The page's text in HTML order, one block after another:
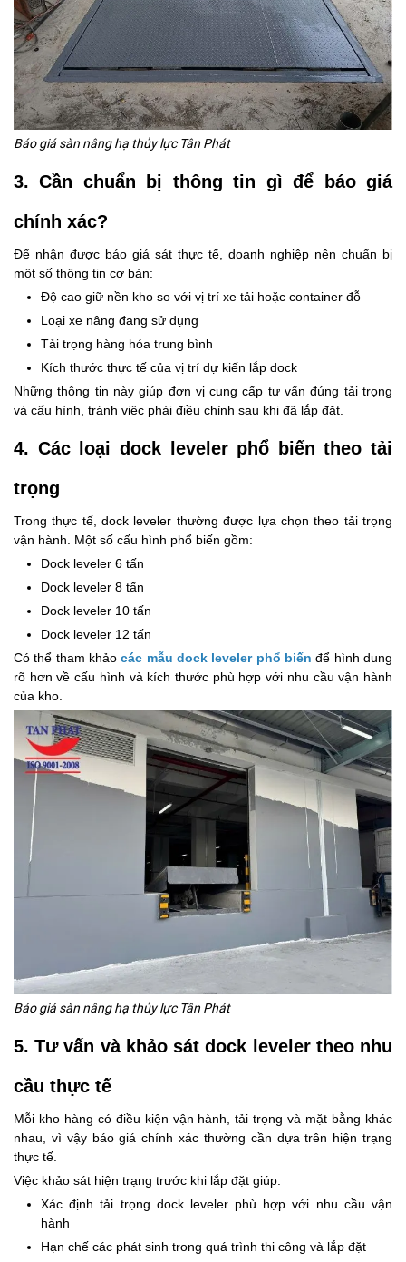
Báo giá sàn nâng hạ thủy lực Tân Phát
3. Cần chuẩn bị thông tin gì để báo giá
chính xác?
Để nhận được báo giá sát thực tế, doanh nghiệp nên chuẩn bị
một số thông tin cơ bản:
Độ cao giữ nền kho so với vị trí xe tải hoặc container đỗ
Loại xe nâng đang sử dụng
Tải trọng hàng hóa trung bình
Kích thước thực tế của vị trí dự kiến lắp dock
Những thông tin này giúp đơn vị cung cấp tư vấn đúng tải trọng
và cấu hình, tránh việc phải điều chỉnh sau khi đã lắp đặt.
4. Các loại dock leveler phổ biến theo tải
trọng
Trong thực tế, dock leveler thường được lựa chọn theo tải trọng
vận hành. Một số cấu hình phổ biến gồm:
Dock leveler 6 tấn
Dock leveler 8 tấn
Dock leveler 10 tấn
Dock leveler 12 tấn
Có thể tham khảocác mẫu dock leveler phổ biến để hình dung
rõ hơn về cấu hình và kích thước phù hợp với nhu cầu vận hành
của kho.
Báo giá sàn nâng hạ thủy lực Tân Phát
5. Tư vấn và khảo sát dock leveler theo nhu
cầu thực tế
Mỗi kho hàng có điều kiện vận hành, tải trọng và mặt bằng khác
nhau, vì vậy báo giá chính xác thường cần dựa trên hiện trạng
thực tế.
Việc khảo sát hiện trạng trước khi lắp đặt giúp:
Xác định tải trọng dock leveler phù hợp với nhu cầu vận
hành
Hạn chế các phát sinh trong quá trình thi công và lắp đặt